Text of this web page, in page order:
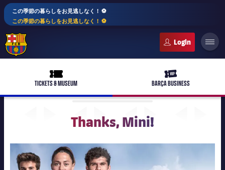
この季節の暮らしをお見逃しなく！ ⚽️
この季節の暮らしをお見逃しなく！ ⚽️
ticket-full
TICKETS & MUSEUM
ticket-vip
BARÇA BUSINESS
トップチーム
Thanks, Mini!